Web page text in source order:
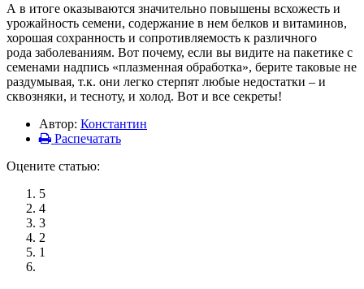
А в итоге оказываются значительно повышены всхожесть и
урожайность семени, содержание в нем белков и витаминов,
хорошая сохранность и сопротивляемость к различного
рода заболеваниям. Вот почему, если вы видите на пакетике с
семенами надпись «плазменная обработка», берите таковые не
раздумывая, т.к. они легко стерпят любые недостатки – и
сквозняки, и тесноту, и холод. Вот и все секреты!
Автор: Константин
Распечатать
Оцените статью:
5
4
3
2
1